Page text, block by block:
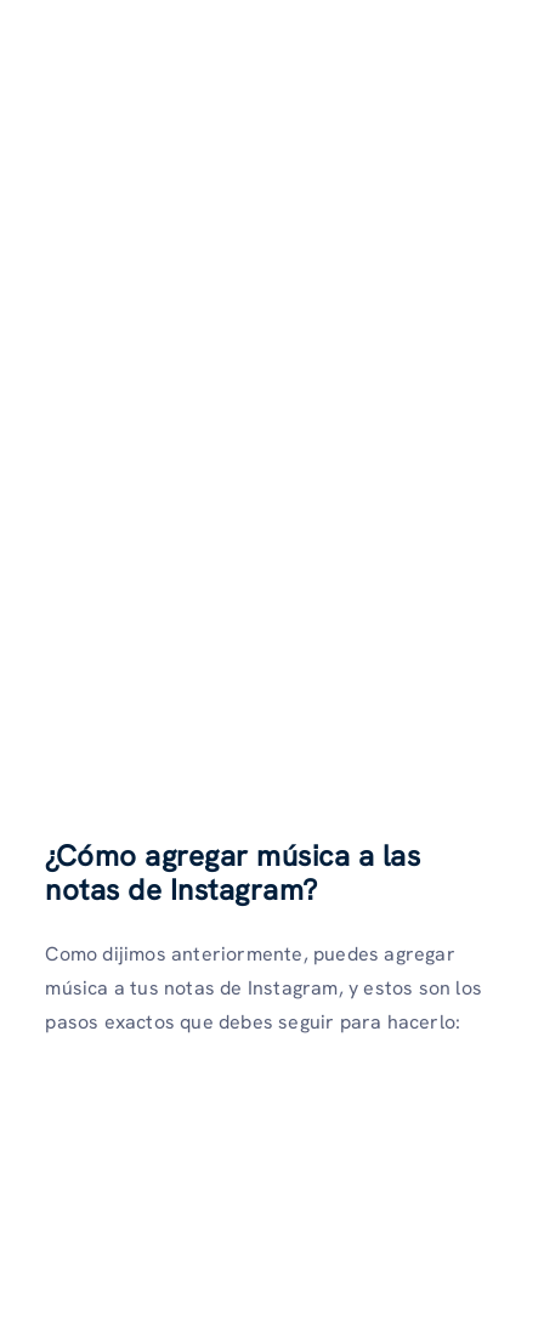
¿Cómo agregar música a las
notas de Instagram?
Como dijimos anteriormente, puedes agregar
música a tus notas de Instagram, y estos son los
pasos exactos que debes seguir para hacerlo: